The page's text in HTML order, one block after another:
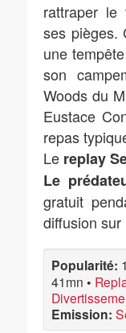
rattraper
ses pièges.
une
son
Woods du
Eustace
repas
Le replay
Le
gratuit
diffusion
Popularité:
41mn •
Emission: